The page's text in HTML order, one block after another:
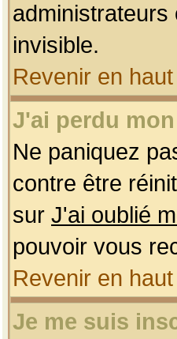
administrateurs
invisible.
Revenir en
J'ai perdu
Ne paniquez
contre être
sur J'ai oublié
pouvoir vous
Revenir en
Je me suis